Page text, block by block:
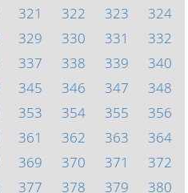
321 322 323
324
329 330 331
332
337 338 339
340
345 346 347
348
353 354 355
356
361 362 363
364
369 370 371
372
377 378 379 380